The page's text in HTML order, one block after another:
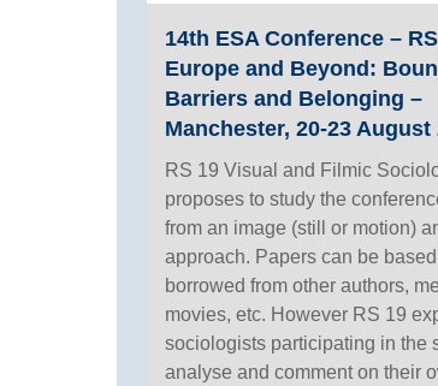
14th ESA Conference –
Europe and Beyond:
Barriers and Belonging –
Manchester, 20-23 August
RS 19 Visual and Filmic
proposes to study the
from an image (still or motion)
approach. Papers can be
borrowed from other authors,
movies, etc. However RS 19
sociologists participating in the
analyse and comment on their